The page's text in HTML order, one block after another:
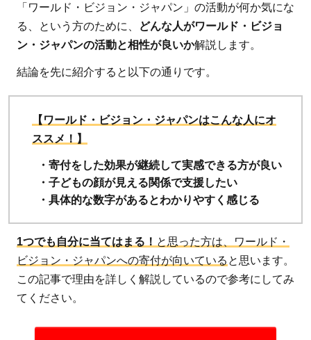
「ワールド・ビジョン・ジャパン」の活動が何か気にな
る、という方のために、
どんな人がワールド・ビジョ
ン・ジャパンの活動と相性が良いか解説します。
結論を先に紹介すると以下の通りです。
【ワールド・ビジョン・ジャパンはこんな人にオ
ススメ！】
・寄付をした効果が継続して実感できる方が良い
・子どもの顔が見える関係で支援したい
・具体的な数字があるとわかりやすく感じる
1つでも自分に当てはまる！ と思った方は、ワールド・
ビジョン・ジャパンへの寄付が向いている と思います。
この記事で理由を詳しく解説しているので参考にしてみ
てください。